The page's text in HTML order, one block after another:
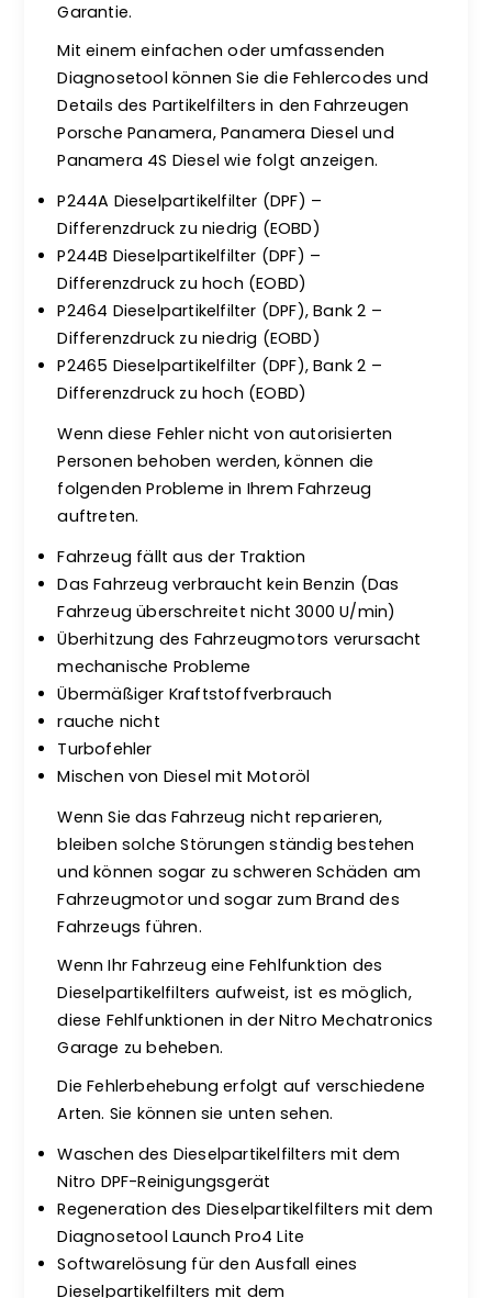
Garantie.
Mit einem einfachen oder umfassenden
Diagnosetool können Sie die Fehlercodes und
Details des Partikelfilters in den Fahrzeugen
Porsche Panamera, Panamera Diesel und
Panamera 4S Diesel wie folgt anzeigen.
P244A Dieselpartikelfilter (DPF) –
Differenzdruck zu niedrig (EOBD)
P244B Dieselpartikelfilter (DPF) –
Differenzdruck zu hoch (EOBD)
P2464 Dieselpartikelfilter (DPF), Bank 2 –
Differenzdruck zu niedrig (EOBD)
P2465 Dieselpartikelfilter (DPF), Bank 2 –
Differenzdruck zu hoch (EOBD)
Wenn diese Fehler nicht von autorisierten
Personen behoben werden, können die
folgenden Probleme in Ihrem Fahrzeug
auftreten.
Fahrzeug fällt aus der Traktion
Das Fahrzeug verbraucht kein Benzin (Das
Fahrzeug überschreitet nicht 3000 U/min)
Überhitzung des Fahrzeugmotors verursacht
mechanische Probleme
Übermäßiger Kraftstoffverbrauch
rauche nicht
Turbofehler
Mischen von Diesel mit Motoröl
Wenn Sie das Fahrzeug nicht reparieren,
bleiben solche Störungen ständig bestehen
und können sogar zu schweren Schäden am
Fahrzeugmotor und sogar zum Brand des
Fahrzeugs führen.
Wenn Ihr Fahrzeug eine Fehlfunktion des
Dieselpartikelfilters aufweist, ist es möglich,
diese Fehlfunktionen in der Nitro Mechatronics
Garage zu beheben.
Die Fehlerbehebung erfolgt auf verschiedene
Arten. Sie können sie unten sehen.
Waschen des Dieselpartikelfilters mit dem
Nitro DPF-Reinigungsgerät
Regeneration des Dieselpartikelfilters mit dem
Diagnosetool Launch Pro4 Lite
Softwarelösung für den Ausfall eines
Dieselpartikelfilters mit dem